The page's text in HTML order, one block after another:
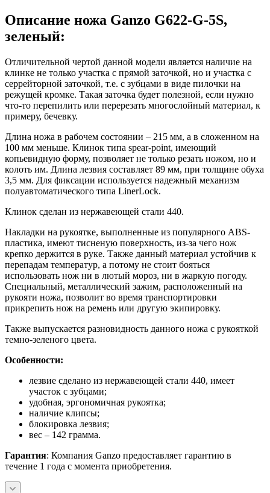
Описание ножа Ganzo G622-G-5S,
зеленый:
Отличительной чертой данной модели является наличие на
клинке не только участка с прямой заточкой, но и участка с
серрейторной заточкой, т.е. с зубцами в виде пилочки на
режущей кромке. Такая заточка будет полезной, если нужно
что-то перепилить или перерезать многослойный материал, к
примеру, бечевку.
Длина ножа в рабочем состоянии – 215 мм, а в сложенном на
100 мм меньше. Клинок типа spear-point, имеющий
копьевидную форму, позволяет не только резать ножом, но и
колоть им. Длина лезвия составляет 89 мм, при толщине обуха
3,5 мм. Для фиксации используется надежный механизм
полуавтоматического типа LinerLock.
Клинок сделан из нержавеющей стали 440.
Накладки на рукоятке, выполненные из популярного ABS-
пластика, имеют тисненую поверхность, из-за чего нож
крепко держится в руке. Также данный материал устойчив к
перепадам температур, а потому не стоит бояться
использовать нож ни в лютый мороз, ни в жаркую погоду.
Специальный, металлический зажим, расположенный на
рукояти ножа, позволит во время транспортировки
прикрепить нож на ремень или другую экипировку.
Также выпускается разновидность данного ножа с рукояткой
темно-зеленого цвета.
Особенности:
лезвие сделано из нержавеющей стали 440, имеет
участок с зубцами;
удобная, эргономичная рукоятка;
наличие клипсы;
блокировка лезвия;
вес – 142 грамма.
Гарантия: Компания Ganzo предоставляет гарантию в
течение 1 года с момента приобретения.